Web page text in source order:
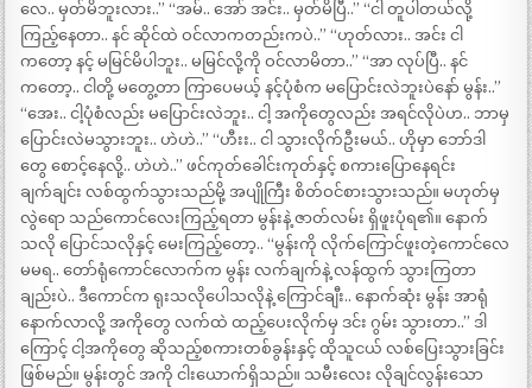
လေ.. မှတ်မိဘူးလား..” “အမ်.. အော် အင်း.. မှတ်မိပြီ..” “ငါ တူပါတယ်လို့
ကြည့်နေတာ.. နင် ဆိုင်ထဲ ဝင်လာကတည်းကပဲ..” “ဟုတ်လား.. အင်း ငါ
ကတော့ နင့် မမြင်မိပါဘူး.. မမြင်လို့ကို ဝင်လာမိတာ..” “အာ လုပ်ပြီ.. နင်
ကတော့.. ငါတို့ မတွေ့တာ ကြာပေမယ့် နင့်ပုံစံက မပြောင်းလဲဘူးပဲနော် မွန်း..”
“အေး.. ငါ့ပုံစံလည်း မပြောင်းလဲဘူး.. ငါ့ အကိုတွေလည်း အရင်လိုပဲဟ.. ဘာမှ
ပြောင်းလဲမသွားဘူး.. ဟဲဟဲ..” “ဟီးး.. ငါ သွားလိုက်ဦးမယ်.. ဟိုမှာ ဘော်ဒါ
တွေ စောင့်နေလို့.. ဟဲဟဲ..” ဖင်ကုတ်ခေါင်းကုတ်နှင့် စကားပြောနေရင်း
ချက်ချင်း လစ်ထွက်သွားသည်မို့ အပျိုကြီး စိတ်ဝင်စားသွားသည်။ မဟုတ်မှ
လွဲရော သည်ကောင်လေးကြည့်ရတာ မွန်းနဲ့ ဇာတ်လမ်း ရှိဖူးပုံရ၏။ နောက်
သလို ပြောင်သလိုနှင့် မေးကြည့်တော့.. “မွန်းကို လိုက်ကြောင်ဖူးတဲ့ကောင်လေ
မမရ.. တော်ရုံကောင်လောက်က မွန်း လက်ချက်နဲ့ လန်ထွက် သွားကြတာ
ချည်းပဲ.. ဒီကောင်က ရုးသလိုပေါသလိုနဲ့ ကြောင်ချီး.. နောက်ဆုံး မွန်း အာရုံ
နောက်လာလို့ အကိုတွေ လက်ထဲ ထည့်ပေးလိုက်မှ ဒင်း ဂွမ်း သွားတာ..” ဒါ
ကြောင့် ငါ့အကိုတွေ ဆိုသည့်စကားတစ်ခွန်းနှင့် ထိုသူငယ် လစ်ပြေးသွားခြင်း
ဖြစ်မည်။ မွန်းတွင် အကို ငါးယောက်ရှိသည်။ သမီးလေး လိုချင်လွန်းသော